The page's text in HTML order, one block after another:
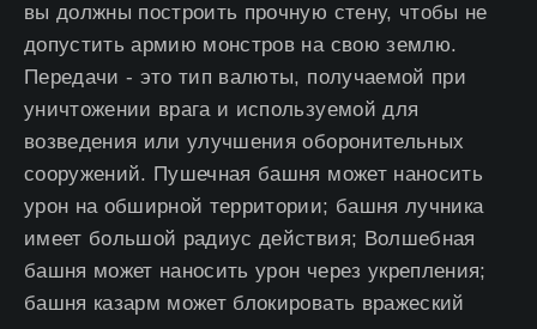
вы должны построить прочную стену, чтобы не
допустить армию монстров на свою землю.
Передачи - это тип валюты, получаемой при
уничтожении врага и используемой для
возведения или улучшения оборонительных
сооружений. Пушечная башня может наносить
урон на обширной территории; башня лучника
имеет большой радиус действия; Волшебная
башня может наносить урон через укрепления;
башня казарм может блокировать вражеский